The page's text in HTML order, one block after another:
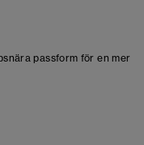
passform för en mer